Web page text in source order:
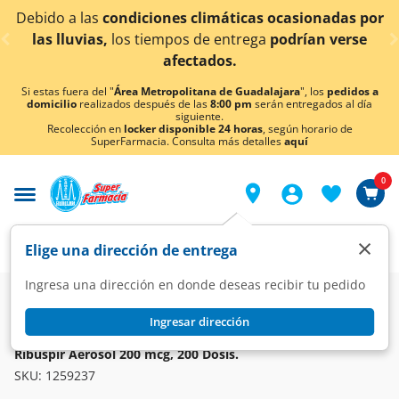
< div class="carousel-inner">
a lascondiciones climáticas ocasionadas por
lluvias,los tiempos de entregapodrían verse
afectados.
Si estas fuera del "Área Metropolitana de Guadalajara", los pedidos a
domicilio realizados después de las8:00 pm serán entregados al día
siguiente.
Recolección en locker disponible 24 horas, según horario de
SuperFarmacia. Consulta más detallesaquí
Elige una dirección de entrega
Ingresa una dirección en donde deseas recibir tu pedido
Ingresar dirección
×
0
Farmacia Medicina
Respiratorio
Broncodilatadores
RIBUSPIR
Ribuspir Aerosol 200 mcg, 200 Dosis.
SKU: 1259237